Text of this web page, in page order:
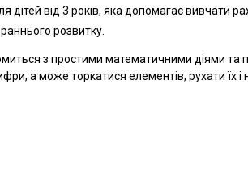
дітей від 3 років, яка допомагає вивчати
розвитку.
з простими математичними діями
а може торкатися елементів, рухати їх і